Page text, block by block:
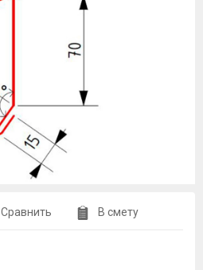
Сравнить В смету